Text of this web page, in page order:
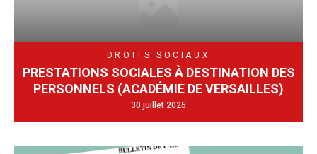
DROITS SOCIAUX
PRESTATIONS SOCIALES À DESTINATION DES
PERSONNELS (ACADÉMIE DE VERSAILLES)
30 juillet 2025